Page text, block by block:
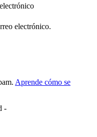
electrónico.
Aprende cómo se
-